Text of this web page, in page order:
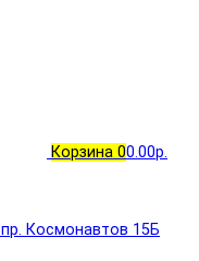
Корзина 00.00р.
пр. Космонавтов 15Б